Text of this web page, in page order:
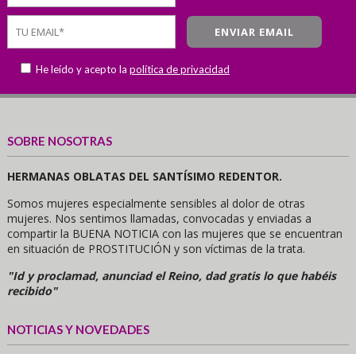
He leído y acepto la política de privacidad
SOBRE NOSOTRAS
HERMANAS OBLATAS DEL SANTÍSIMO REDENTOR.
Somos mujeres especialmente sensibles al dolor de otras
mujeres. Nos sentimos llamadas, convocadas y enviadas a
compartir la BUENA NOTICIA con las mujeres que se encuentran
en situación de PROSTITUCIÓN y son víctimas de la trata.
"Id y proclamad, anunciad el Reino, dad gratis lo que habéis
recibido"
NOTICIAS Y NOVEDADES